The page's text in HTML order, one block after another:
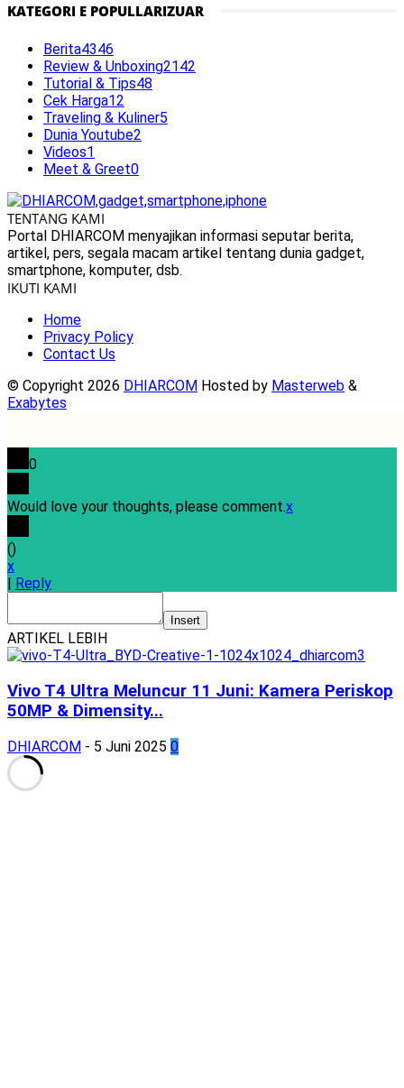
KATEGORI E POPULLARIZUAR
Berita4346
Review & Unboxing2142
Tutorial & Tips48
Cek Harga12
Traveling & Kuliner5
Dunia Youtube2
Videos1
Meet & Greet0
TENTANG KAMI
Portal DHIARCOM menyajikan informasi seputar berita,
artikel, pers, segala macam artikel tentang dunia gadget,
smartphone, komputer, dsb.
IKUTI KAMI
Home
Privacy Policy
Contact Us
© Copyright 2026 DHIARCOM Hosted by Masterweb &
Exabytes
0
Would love your thoughts, please comment.x
()
x
Reply
Insert
ARTIKEL LEBIH
Vivo T4 Ultra Meluncur 11 Juni: Kamera Periskop
50MP & Dimensity...
DHIARCOM - 5 Juni 2025 0